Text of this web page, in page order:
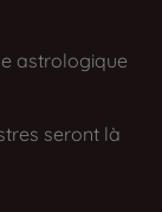
astrologique
seront là